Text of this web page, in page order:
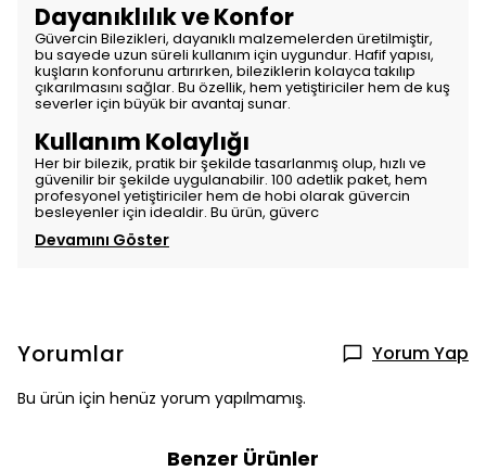
Dayanıklılık ve Konfor
Güvercin Bilezikleri, dayanıklı malzemelerden üretilmiştir,
bu sayede uzun süreli kullanım için uygundur. Hafif yapısı,
kuşların konforunu artırırken, bileziklerin kolayca takılıp
çıkarılmasını sağlar. Bu özellik, hem yetiştiriciler hem de kuş
severler için büyük bir avantaj sunar.
Kullanım Kolaylığı
Her bir bilezik, pratik bir şekilde tasarlanmış olup, hızlı ve
güvenilir bir şekilde uygulanabilir. 100 adetlik paket, hem
profesyonel yetiştiriciler hem de hobi olarak güvercin
besleyenler için idealdir. Bu ürün, güverc
Devamını Göster
Yorumlar Yorum Yap
Bu ürün için henüz yorum yapılmamış.
Benzer Ürünler